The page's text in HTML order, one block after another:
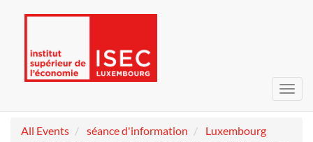
All Events
séance d'information
Luxembourg